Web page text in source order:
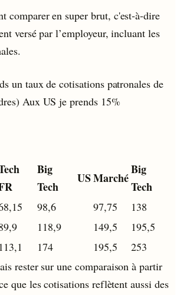
comparer en super brut, c'est-à-dire
versé par l’employeur, incluant les
un taux de cotisations patronales de
Aux US je prends 15%
Big
Tech
USMarché
Big
Tech
98,6 97,75
138
118,9 149,5
195,5
113,1 174 195,5
253
rester sur une comparaison à partir
que les cotisations reflètent aussi des